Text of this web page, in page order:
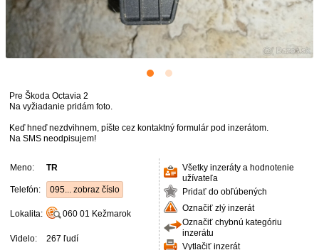
Pre Škoda Octavia 2
Na vyžiadanie pridám foto.
Keď hneď nezdvihnem, píšte cez kontaktný formulár pod inzerátom.
Na SMS neodpisujem!
Meno: TR
Telefón: 095... zobraz číslo
Lokalita: 060 01 Kežmarok
Videlo: 267 ľudí
Všetky inzeráty a hodnotenie
užívateľa
Pridať do obľúbených
Označiť zlý inzerát
Označiť chybnú kategóriu
inzerátu
Vytlačiť inzerát